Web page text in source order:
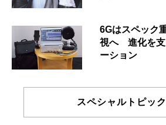
6Gはスペック
視へ 進化を支
ーション
スペシャルトピッ